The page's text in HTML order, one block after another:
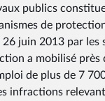
publics
de
26 juin 2013 par
a mobilisé
de plus de 7
infractions